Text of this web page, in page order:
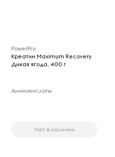
PowerPro
Креатин Maximum Recovery
Дикая ягода, 400 г
Аминокислоты
Нет в наличии